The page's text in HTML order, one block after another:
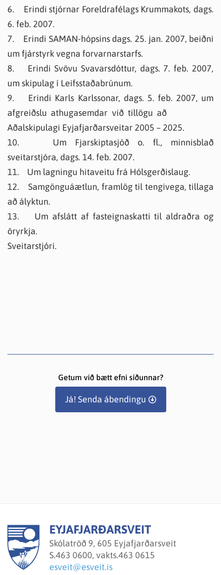
6. Erindi stjórnar Foreldrafélags Krummakots, dags.
6. feb. 2007.
7. Erindi SAMAN-hópsins dags. 25. jan. 2007, beiðni
um fjárstyrk vegna forvarnarstarfs.
8. Erindi Svövu Svavarsdóttur, dags. 7. feb. 2007,
um skipulag í Leifsstaðabrúnum.
9. Erindi Karls Karlssonar, dags. 5. feb. 2007, um
afgreiðslu athugasemdar við tillögu að
Aðalskipulagi Eyjafjarðarsveitar 2005 – 2025.
10. Um Fjarskiptasjóð o. fl., minnisblað
sveitarstjóra, dags. 14. feb. 2007.
11. Um lagningu hitaveitu frá Hólsgerðislaug.
12. Samgönguáætlun, framlög til tengivega, tillaga
að ályktun.
13. Um afslátt af fasteignaskatti til aldraðra og
öryrkja.
Sveitarstjóri.
Getum við bætt efni síðunnar?
Já! Senda ábendingu
EYJAFJARÐARSVEIT
Skólatröð 9, 605 Eyjafjarðarsveit
S.463 0600, vakts.463 0615
esveit@esveit.is